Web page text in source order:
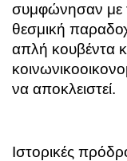
συμφώνησαν με
θεσμική
απλή κουβέντα
να αποκλειστεί.
Ιστορικές